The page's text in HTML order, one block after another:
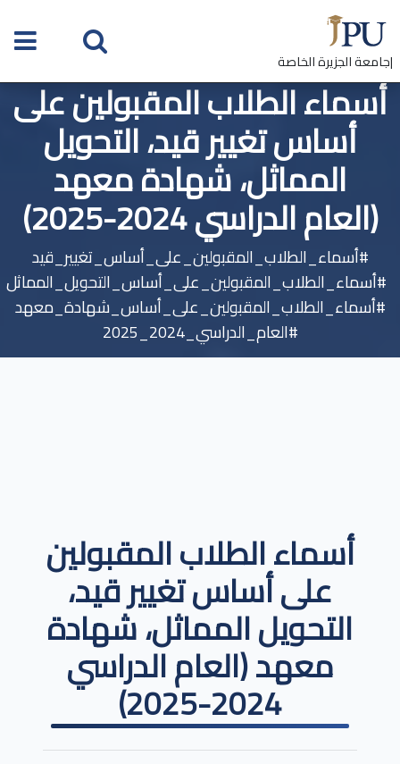
|جامعة الجزيرة الخاصة
أسماء الطلاب المقبولين على
أساس تغيير قيد، التحويل
المماثل، شهادة معهد
(العام الدراسي 2024-2025)
#أسماء_الطلاب_المقبولين_على_أساس_تغيير_قيد
#أسماء_الطلاب_المقبولين_على_أساس_التحويل_المماثل
#أسماء_الطلاب_المقبولين_على_أساس_شهادة_معهد
#العام_الدراسي_2024_2025
أسماء الطلاب المقبولين
على أساس تغيير قيد،
التحويل المماثل، شهادة
معهد (العام الدراسي
2024-2025)